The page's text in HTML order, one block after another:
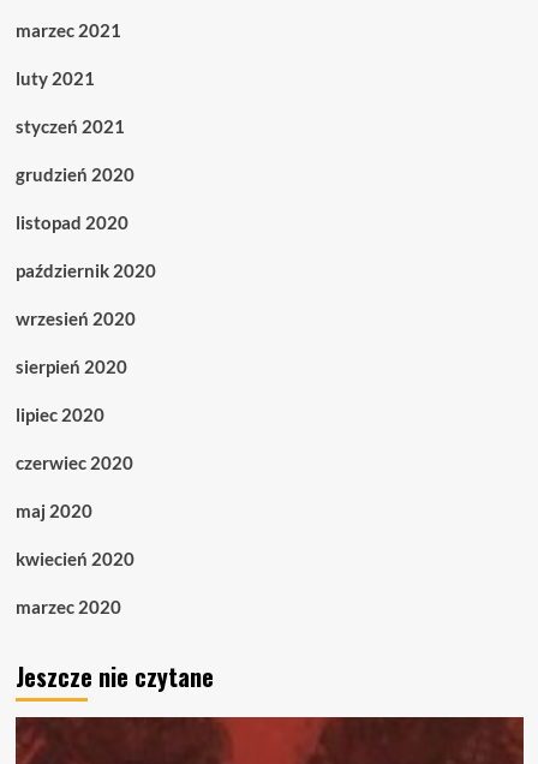
marzec 2021
luty 2021
styczeń 2021
grudzień 2020
listopad 2020
październik 2020
wrzesień 2020
sierpień 2020
lipiec 2020
czerwiec 2020
maj 2020
kwiecień 2020
marzec 2020
Jeszcze nie czytane